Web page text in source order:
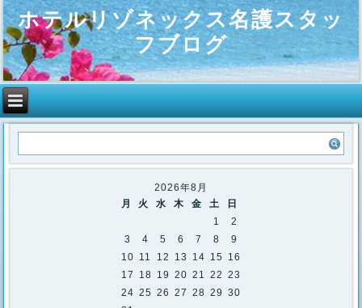
ホテルリゾネックス名護スタッ
フブログ
2026年8月
月
火 水 木 金 土
日
1
2
3
4 5 6 7 8
9
10 11 12 13 14 15
16
17
18 19 20 21 22 23
24 25 26 27 28 29 30